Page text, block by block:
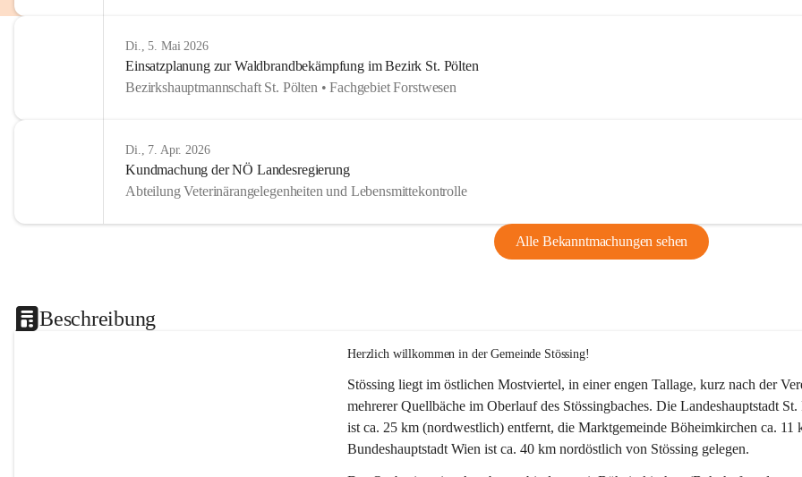
Di., 5. Mai 2026
Einsatzplanung zur Waldbrandbekämpfung im Bezirk St. Pölten
Bezirkshauptmannschaft St. Pölten • Fachgebiet Forstwesen
Di., 7. Apr. 2026
Kundmachung der NÖ Landesregierung
Abteilung Veterinärangelegenheiten und Lebensmittekontrolle
Alle Bekanntmachungen sehen
Beschreibung
Herzlich willkommen in der Gemeinde Stössing!
Stössing liegt im östlichen Mostviertel, in einer engen Tallage, kurz nach der
mehrerer Quellbäche im Oberlauf des Stössingbaches. Die Landeshauptstadt
ist ca. 25 km (nordwestlich) entfernt, die Marktgemeinde Böheimkirchen ca.
Bundeshauptstadt Wien ist ca. 40 km nordöstlich von Stössing gelegen.